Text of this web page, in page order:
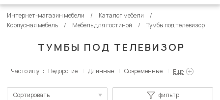
ТУМБЫ ПОД ТЕЛЕВИЗОР
Интернет-магазин мебели
Каталог мебели
Корпусная мебель
Мебель для гостиной Тумбы под телевизор
Часто ищут: Недорогие Длинные Современные Еще
Сортировать
фильтр